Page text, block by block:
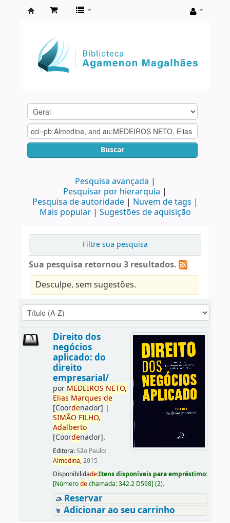
Agamenon
Magalhães
Buscar
Pesquisa avançada
Pesquisar por hierarquia
Pesquisa de autoridade
Nuvem de tags
Mais popular
Sugestões de aquisição
Filtre sua pesquisa
Sua pesquisa retornou 3 resultados.
Desculpe, sem sugestões.
Direito dos
negócios
aplicado: do
direito
empresarial/
por MEDEIROS NETO,
Elias Marques de
[Coordenador] |
SIMÃO FILHO,
Adalberto
[Coordenador].
Editora:São Paulo:
Almedina,2015
Disponibilidade:Itens disponíveis para empréstimo:
[Númerodechamada:342.2 D598] (2).
Reservar
Adicionar ao seu carrinho